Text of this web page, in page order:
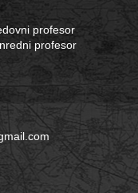
profesor
profesor